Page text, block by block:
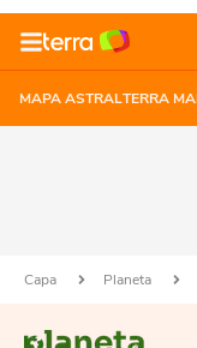
MAPA ASTRALTERRA
Capa Planeta